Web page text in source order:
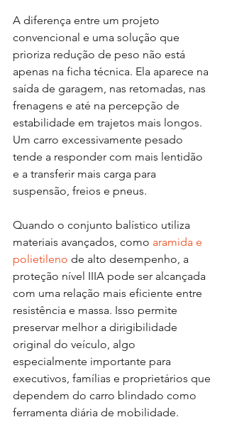
A diferença entre um projeto
convencional e uma solução que
prioriza redução de peso não está
apenas na ficha técnica. Ela aparece na
saída de garagem, nas retomadas, nas
frenagens e até na percepção de
estabilidade em trajetos mais longos.
Um carro excessivamente pesado
tende a responder com mais lentidão
e a transferir mais carga para
suspensão, freios e pneus.
Quando o conjunto balístico utiliza
materiais avançados, como aramida e
polietileno de alto desempenho, a
proteção nível IIIA pode ser alcançada
com uma relação mais eficiente entre
resistência e massa. Isso permite
preservar melhor a dirigibilidade
original do veículo, algo
especialmente importante para
executivos, famílias e proprietários que
dependem do carro blindado como
ferramenta diária de mobilidade.